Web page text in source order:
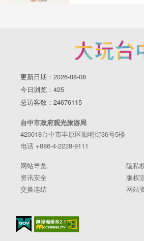
更新日期：2026-08-08
今日浏览：425
总访客数：24676115
台中市政府观光旅游局
420018台中市丰原区阳明街36号5楼
电话 +886-4-2228-9111
网站导览
隐私
资讯安全
版权
交换连结
网站